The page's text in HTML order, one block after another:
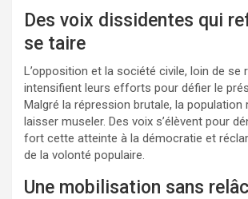
Des voix dissidentes qui
se taire
L’opposition et la société civile, loin de se
intensifient leurs efforts pour défier le
Malgré la répression brutale, la population
laisser museler. Des voix s’élèvent pour
fort cette atteinte à la démocratie et
de la volonté populaire.
Une mobilisation sans